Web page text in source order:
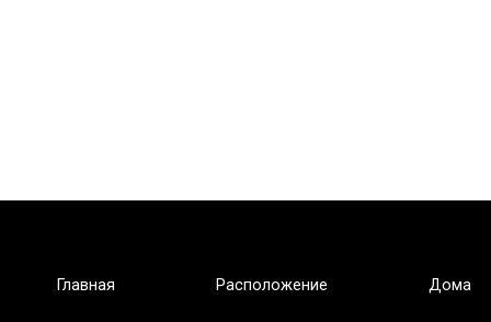
Главная Расположение Дома